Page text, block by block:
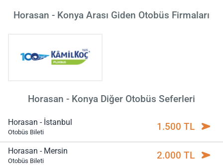
Horasan - Konya Arası Giden Otobüs Firmaları
Horasan - Konya Diğer Otobüs Seferleri
Horasan - İstanbul
Otobüs Bileti 1.500 TL
Horasan - Mersin
Otobüs Bileti 2.000 TL